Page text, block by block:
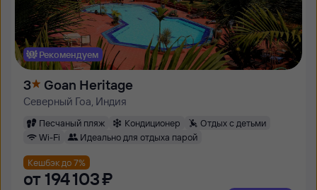
Рекомендуем
3 Goan Heritage
Северный Гоа, Индия
Песчаный пляж Кондиционер
Отдых с детьми
Wi-Fi
Идеально для отдыха парой
Кешбэк до 7%
от 194 ⁠103 ⁠₽